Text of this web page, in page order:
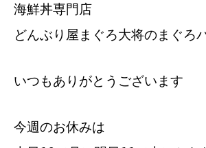
海鮮丼専門店
どんぶり屋まぐろ大将のまぐ
いつもありがとうございます
今週のお休みは